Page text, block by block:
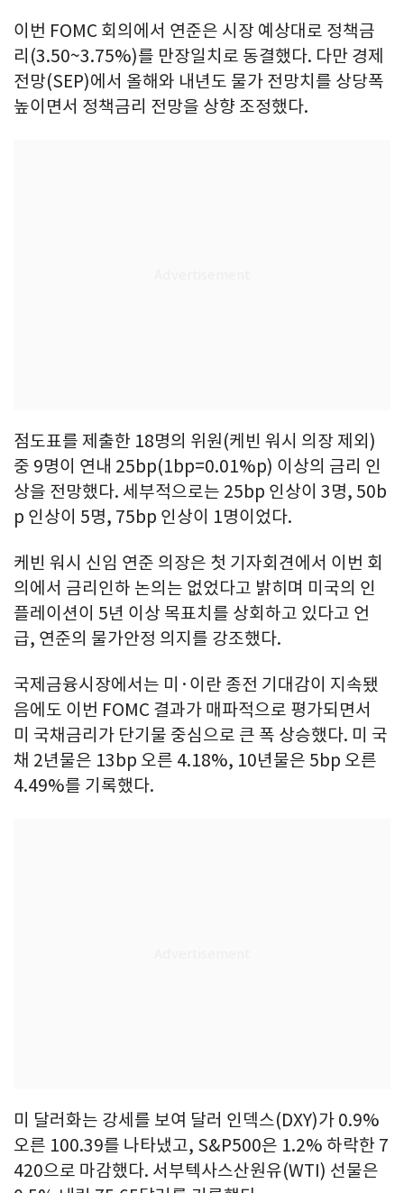
이번 FOMC 회의에서 연준은 시장 예상대로 정책금
리(3.50~3.75%)를 만장일치로 동결했다. 다만 경제
전망(SEP)에서 올해와 내년도 물가 전망치를 상당폭
높이면서 정책금리 전망을 상향 조정했다.
점도표를 제출한 18명의 위원(케빈 워시 의장 제외)
중 9명이 연내 25bp(1bp=0.01%p) 이상의 금리 인
상을 전망했다. 세부적으로는 25bp 인상이 3명, 50b
p 인상이 5명, 75bp 인상이 1명이었다.
케빈 워시 신임 연준 의장은 첫 기자회견에서 이번 회
의에서 금리인하 논의는 없었다고 밝히며 미국의 인
플레이션이 5년 이상 목표치를 상회하고 있다고 언
급, 연준의 물가안정 의지를 강조했다.
국제금융시장에서는 미·이란 종전 기대감이 지속됐
음에도 이번 FOMC 결과가 매파적으로 평가되면서
미 국채금리가 단기물 중심으로 큰 폭 상승했다. 미 국
채 2년물은 13bp 오른 4.18%, 10년물은 5bp 오른
4.49%를 기록했다.
미 달러화는 강세를 보여 달러 인덱스(DXY)가 0.9%
오른 100.39를 나타냈고, S&P500은 1.2% 하락한 7
420으로 마감했다. 서부텍사스산원유(WTI) 선물은